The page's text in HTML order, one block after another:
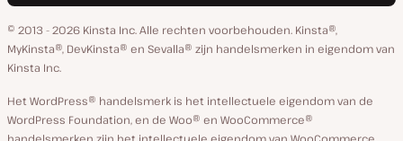
GitHub
X
YouTube
Facebook
Linkedin
taal
© 2013 - 2026 Kinsta Inc. Alle rechten voorbehouden. Kinsta®,
MyKinsta®, DevKinsta® en Sevalla® zijn handelsmerken in eigendom van
Kinsta Inc.
Het WordPress® handelsmerk is het intellectuele eigendom van de
WordPress Foundation, en de Woo® en WooCommerce®